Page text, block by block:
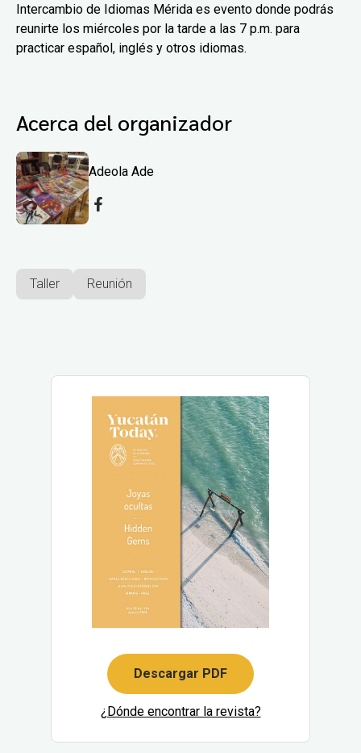
Intercambio de Idiomas Mérida es evento donde podrás
reunirte los miércoles por la tarde a las 7 p.m. para
practicar español, inglés y otros idiomas.
Acerca del organizador
Adeola Ade
Taller Reunión
Descargar PDF
¿Dónde encontrar la revista?